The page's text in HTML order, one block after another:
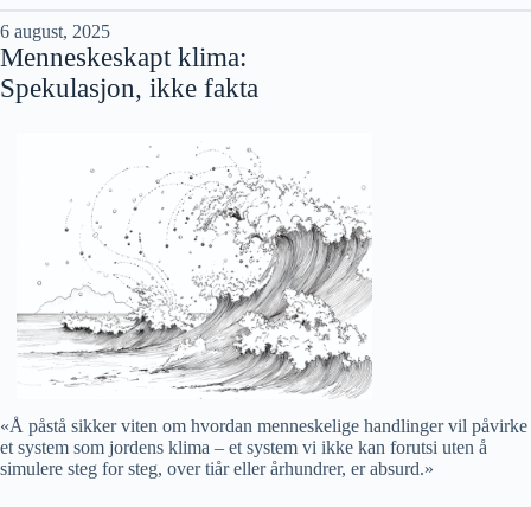
6 august, 2025
Menneskeskapt klima:
Spekulasjon, ikke fakta
«Å påstå sikker viten om hvordan menneskelige handlinger vil påvirke
et system som jordens klima – et system vi ikke kan forutsi uten å
simulere steg for steg, over tiår eller århundrer, er absurd.»